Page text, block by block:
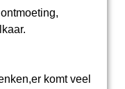
komt veel